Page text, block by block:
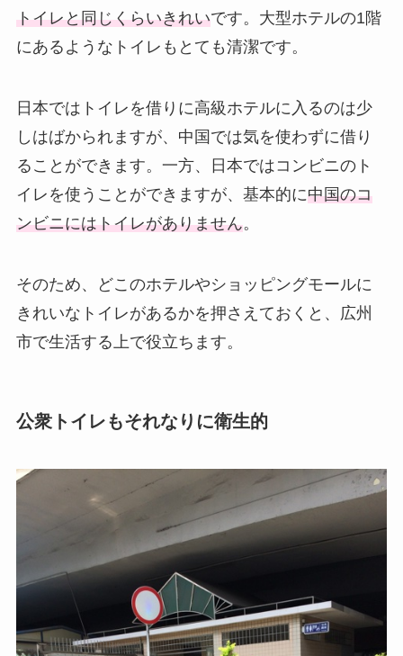
トイレと同じくらいきれいです。大型ホテルの1階
にあるようなトイレもとても清潔です。
日本ではトイレを借りに高級ホテルに入るのは少
しはばかられますが、中国では気を使わずに借り
ることができます。一方、日本ではコンビニのト
イレを使うことができますが、基本的に中国のコ
ンビニにはトイレがありません。
そのため、どこのホテルやショッピングモールに
きれいなトイレがあるかを押さえておくと、広州
市で生活する上で役立ちます。
公衆トイレもそれなりに衛生的